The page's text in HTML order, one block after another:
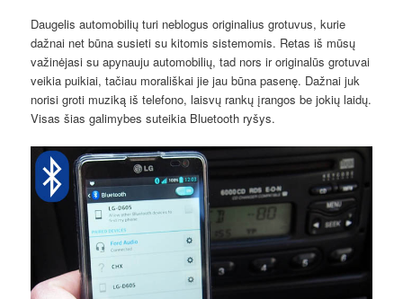
Daugelis automobilių turi neblogus originalius grotuvus, kurie
dažnai net būna susieti su kitomis sistemomis. Retas iš mūsų
važinėjasi su apynauju automobilių, tad nors ir originalūs grotuvai
veikia puikiai, tačiau morališkai jie jau būna pasenę. Dažnai juk
norisi groti muziką iš telefono, laisvų rankų įrangos be jokių laidų.
Visas šias galimybes suteikia Bluetooth ryšys.